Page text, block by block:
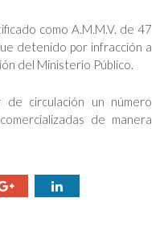
como A.M.M.V. de 47
detenido por infracción a
del Ministerio Público.
circulación un número
de manera